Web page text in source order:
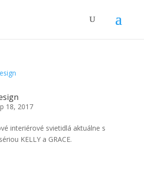
18, 2017
interiérové svietidlá aktuálne s
KELLY a GRACE.